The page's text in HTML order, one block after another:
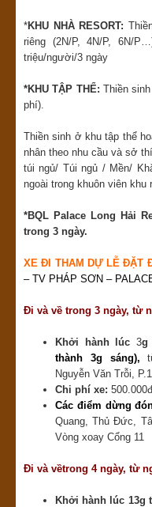
*KHU NHÀ RESORT:
riêng (2N/P, 4N/P, 6N/
triệu/người/3 ngày
*KHU TẬP THỂ: Thiền
phí).
Thiền sinh ở khu tập thể
nhân theo nhu cầu và sở
túi ngủ/ Túi ngủ / Mền/
ngoài trong khuôn viên khu
*BQL Palace Long Hải
trong 3 ngày.
XE ĐI THAM DỰ LỄ ĐẶT
– TV PHÁP SƠN –
Đi và về trong 3 ngày, từ
Khởi hành lúc 3g
thành 3g sáng),
Nguyễn Văn Trỗi,
Chi phí xe:
Các điểm dừng
Quang, Thủ Đức,
Vòng xoay Cổng 11
Đi và vềtrong 4 ngày, từ
Khởi hành lúc 13g